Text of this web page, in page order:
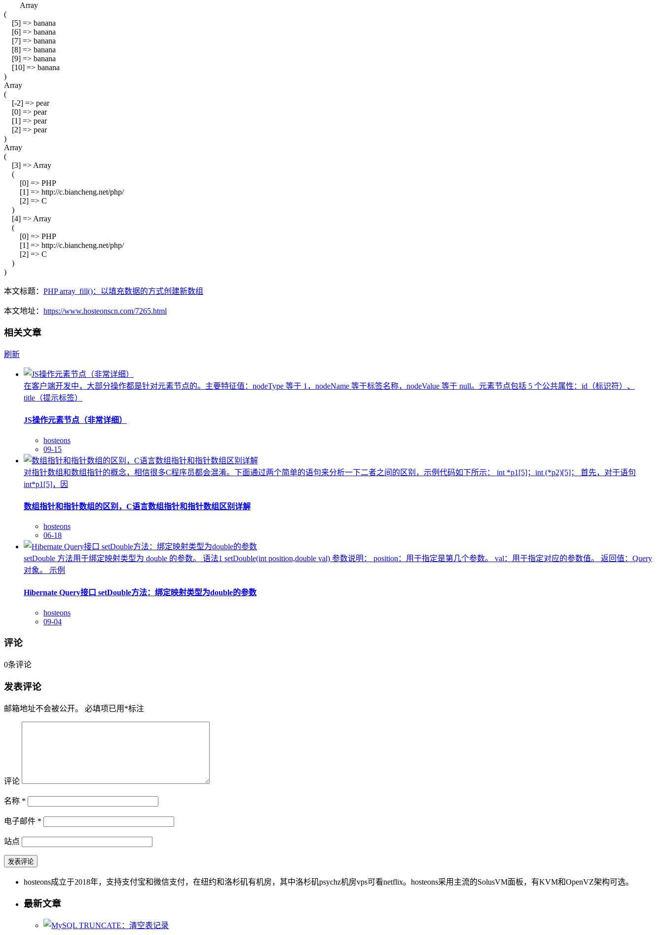
Array
(
[5] => banana
[6] => banana
[7] => banana
[8] => banana
[9] => banana
[10] => banana
)
Array
(
[-2] => pear
[0] => pear
[1] => pear
[2] => pear
)
Array
(
[3] => Array
(
[0] => PHP
[1] => http://c.biancheng.net/php/
[2] => C
)
[4] => Array
(
[0] => PHP
[1] => http://c.biancheng.net/php/
[2] => C
)
)
本文标题： PHP array_fill()：以填充数据的方式创建新数组
本文地址： https://www.hosteonscn.com/7265.html
相关文章
刷新
在客户端开发中，大部分操作都是针对元素节点的。主要特征值：nodeType 等于 1，nodeName 等于标签名称，nodeValue 等于 null。元素节点包括 5 个公共属性：id（标识符）、
title（提示标签）
JS操作元素节点（非常详细）
hosteons
09-15
对指针数组和数组指针的概念，相信很多C程序员都会混淆。下面通过两个简单的语句来分析一下二者之间的区别，示例代码如下所示： int *p1[5]；int (*p2)[5]； 首先，对于语句
int*p1[5]，因
数组指针和指针数组的区别，C语言数组指针和指针数组区别详解
hosteons
06-18
setDouble 方法用于绑定映射类型为 double 的参数。 语法1 setDouble(int position,double val) 参数说明： position：用于指定是第几个参数。 val：用于指定对应的参数值。 返回值：Query
对象。 示例
Hibernate Query接口 setDouble方法：绑定映射类型为double的参数
hosteons
09-04
评论
0条评论
发表评论
邮箱地址不会被公开。 必填项已用 *标注
评论
名称 *
电子邮件 *
站点
hosteons成立于2018年，支持支付宝和微信支付，在纽约和洛杉矶有机房，其中洛杉矶psychz机房vps可看netflix。hosteons采用主流的SolusVM面板，有KVM和OpenVZ架构可选。
最新文章